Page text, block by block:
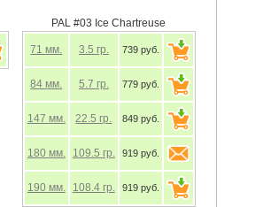
PAL #03 Ice Chartreuse
71 мм. 3.5 гр. 739 руб.
84 мм. 5.7 гр. 779 руб.
147 мм. 22.5 гр. 849 руб.
180 мм. 109.5 гр. 919 руб.
190 мм. 108.4 гр. 919 руб.